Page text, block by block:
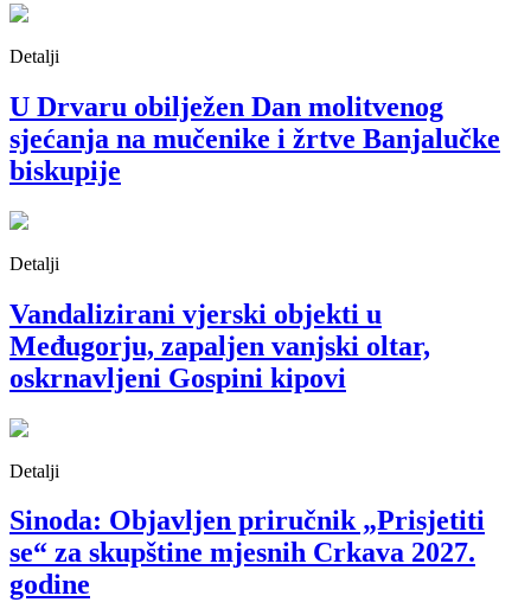
Detalji
U Drvaru obilježen Dan molitvenog
sjećanja na mučenike i žrtve Banjalučke
biskupije
Detalji
Vandalizirani vjerski objekti u
Međugorju, zapaljen vanjski oltar,
oskrnavljeni Gospini kipovi
Detalji
Sinoda: Objavljen priručnik „Prisjetiti
se“ za skupštine mjesnih Crkava 2027.
godine